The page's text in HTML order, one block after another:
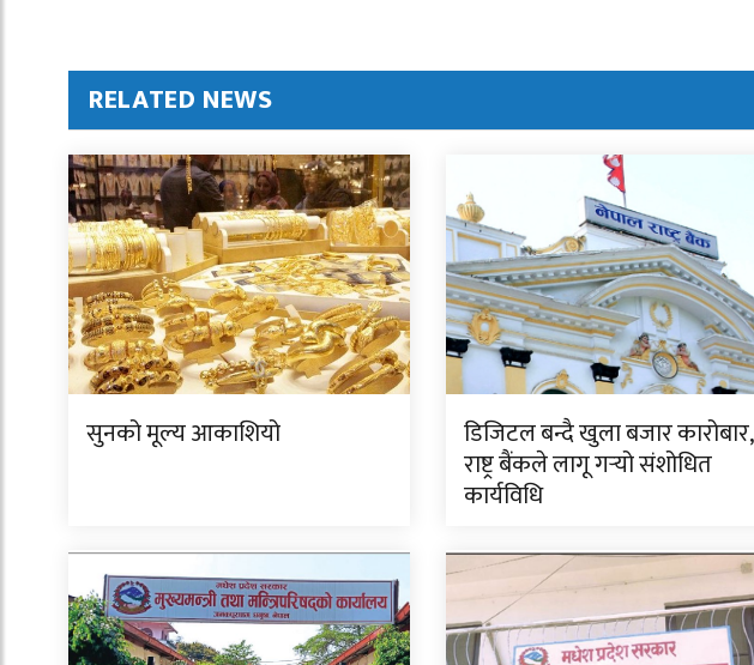
RELATED NEWS
सुनको मूल्य आकाशियो डिजिटल बन्दै खुला बजार कारोबार,
राष्ट्र बैंकले लागू गर्‍यो संशोधित
कार्यविधि